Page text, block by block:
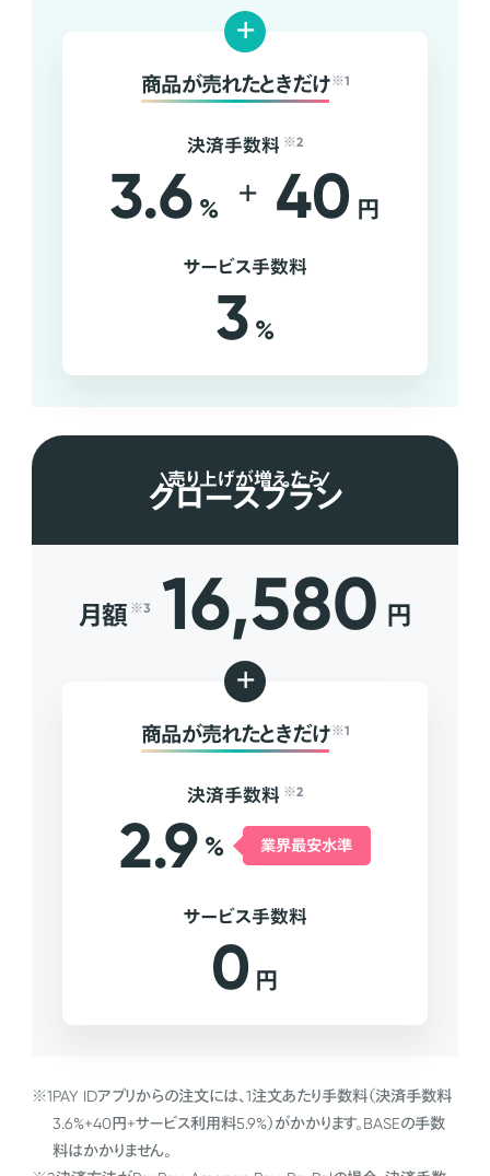
+
商品が売れたときだけ ※1
決済手数料 ※2
3.6 % + 40 円
サービス手数料
3 %
売り上げが増えたら
グロースプラン
月額 ※3 16,580 円
+
商品が売れたときだけ ※1
決済手数料 ※2
2.9 % 業界最安水準
サービス手数料
0 円
※1PAY IDアプリからの注文には、1注文あたり手数料（決済手数料
3.6%+40円+サービス利用料5.9%）がかかります。BASEの手数
料はかかりません。